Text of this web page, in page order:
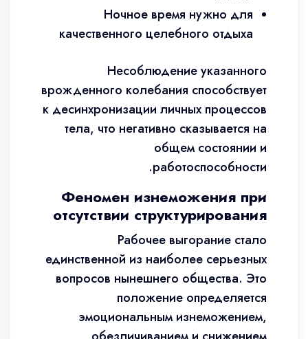
Ночное время нужно для
качественного целебного отдыха
Несоблюдение указанного
врожденного колебания способствует
к десинхронизации личных процессов
тела, что негативно сказывается на
общем состоянии и
работоспособности.
Феномен изнеможения при
отсутствии структурирования
Рабочее выгорание стало
единственной из наиболее серьезных
вопросов нынешнего общества. Это
положение определяется
эмоциональным изнеможением,